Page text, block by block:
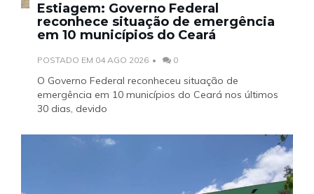
Estiagem: Governo Federal
reconhece situação de emergência
em 10 municípios do Ceará
POSTADO EM 04 AGO 2026 0
O Governo Federal reconheceu situação de
emergência em 10 municípios do Ceará nos últimos
30 dias, devido